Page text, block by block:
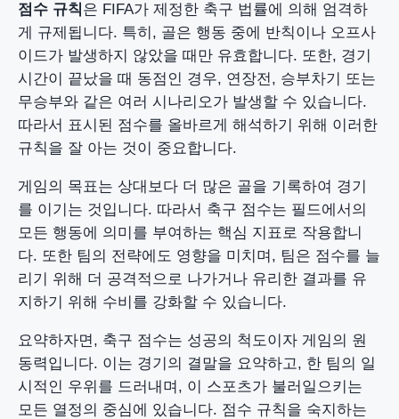
점수 규칙은 FIFA가 제정한 축구 법률에 의해 엄격하
게 규제됩니다. 특히, 골은 행동 중에 반칙이나 오프사
이드가 발생하지 않았을 때만 유효합니다. 또한, 경기
시간이 끝났을 때 동점인 경우, 연장전, 승부차기 또는
무승부와 같은 여러 시나리오가 발생할 수 있습니다.
따라서 표시된 점수를 올바르게 해석하기 위해 이러한
규칙을 잘 아는 것이 중요합니다.
게임의 목표는 상대보다 더 많은 골을 기록하여 경기
를 이기는 것입니다. 따라서 축구 점수는 필드에서의
모든 행동에 의미를 부여하는 핵심 지표로 작용합니
다. 또한 팀의 전략에도 영향을 미치며, 팀은 점수를 늘
리기 위해 더 공격적으로 나가거나 유리한 결과를 유
지하기 위해 수비를 강화할 수 있습니다.
요약하자면, 축구 점수는 성공의 척도이자 게임의 원
동력입니다. 이는 경기의 결말을 요약하고, 한 팀의 일
시적인 우위를 드러내며, 이 스포츠가 불러일으키는
모든 열정의 중심에 있습니다. 점수 규칙을 숙지하는